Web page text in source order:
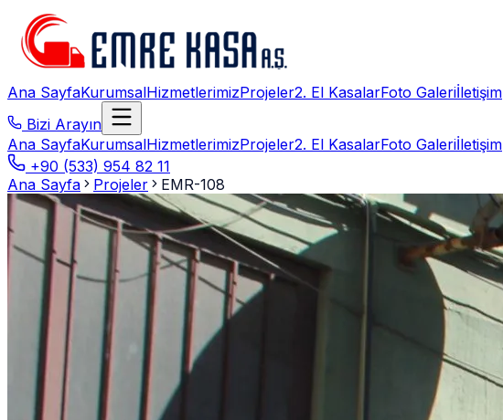
Ana SayfaKurumsalHizmetlerimizProjeler2. El KasalarFoto Galeriİletişim
Bizi Arayın
Ana SayfaKurumsalHizmetlerimizProjeler2. El KasalarFoto Galeriİletişim
+90 (533) 954 82 11
Ana Sayfa
Projeler EMR-108